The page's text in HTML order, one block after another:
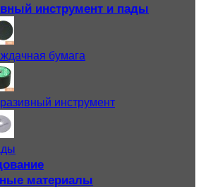
инструмент и пады
бумага
инструмент
материалы